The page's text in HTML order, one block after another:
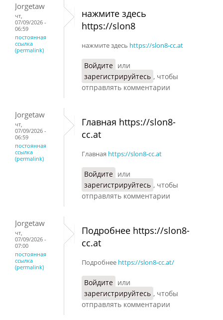
Jorgetaw
чт,
07/09/2026 -
06:59
постоянная
ссылка
(permalink)
нажмите здесь
https://slon8
нажмите здесь https://slon8-cc.at
Войдите или
зарегистрируйтесь , чтобы
отправлять комментарии
Jorgetaw
чт,
07/09/2026 -
06:59
постоянная
ссылка
(permalink)
Главная https://slon8-
cc.at
Главная https://slon8-cc.at
Войдите или
зарегистрируйтесь , чтобы
отправлять комментарии
Jorgetaw
чт,
07/09/2026 -
07:00
постоянная
ссылка
(permalink)
Подробнее https://slon8-
cc.at
Подробнее https://slon8-cc.at/
Войдите или
зарегистрируйтесь , чтобы
отправлять комментарии